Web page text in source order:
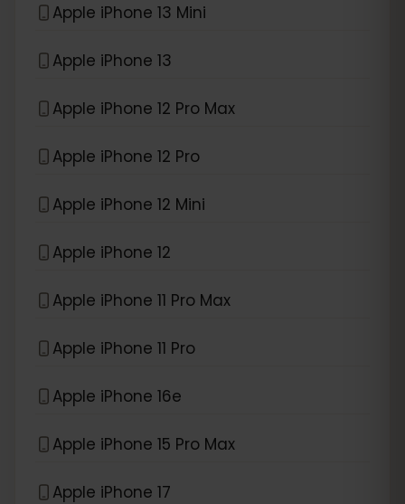
Apple iPhone 13 Mini
Apple iPhone 13
Apple iPhone 12 Pro Max
Apple iPhone 12 Pro
Apple iPhone 12 Mini
Apple iPhone 12
Apple iPhone 11 Pro Max
Apple iPhone 11 Pro
Apple iPhone 16e
Apple iPhone 15 Pro Max
Apple iPhone 17